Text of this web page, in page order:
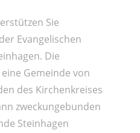
Sie
Evangelischen
Die
Gemeinde von
des Kirchenkreises
zweckungebunden
Steinhagen